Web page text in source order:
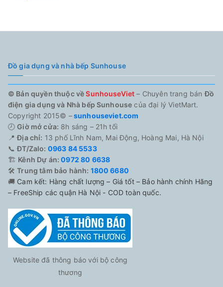
Đồ gia dụng và nhà bếp Sunhouse
© Bản quyền thuộc vềSunhouseViet – Chuyên trang bánĐồ
điện gia dụng và Nhà bếp Sunhouse của đại lý VietMart.
Copyright 2015© –sunhouseviet.com
🕗Giờ mở cửa: 8h sáng – 21h tối
📍Địa chỉ: 13 phố Lĩnh Nam, Mai Động, Hoàng Mai, Hà Nội
📞ĐT/Zalo: 0963 84 5533
🏗️ Kênh Dự án: 0972 80 6638
🛠️Trung tâm bảo hành: 1800 6680
🚚 Cam kết: Hàng chất lượng – Giá tốt – Bảo hành chính Hãng
– FreeShip các quận Hà Nội - COD toàn quốc.
Website đã thông báo với bộ công
thương